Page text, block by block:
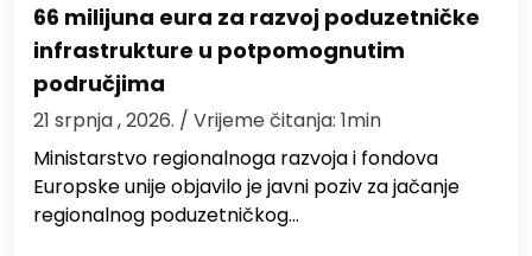
66 milijuna eura za razvoj poduzetničke
infrastrukture u potpomognutim
područjima
21 srpnja , 2026. / Vrijeme čitanja: 1min
Ministarstvo regionalnoga razvoja i fondova
Europske unije objavilo je javni poziv za jačanje
regionalnog poduzetničkog…